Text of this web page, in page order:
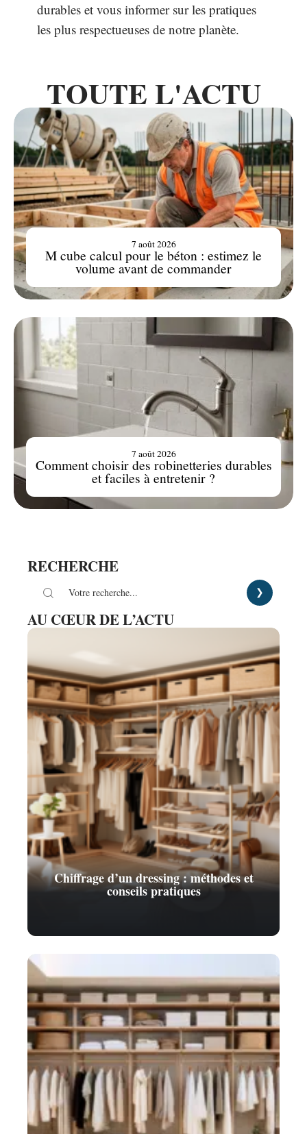
durables et vous informer sur les pratiques
les plus respectueuses de notre planète.
TOUTE L'ACTU
M cube calcul pour le béton : estimez le
volume avant de commander
7 août 2026
Comment choisir des robinetteries durables
et faciles à entretenir ?
7 août 2026
RECHERCHE
AU CŒUR DE L’ACTU
Chiffrage d’un dressing : méthodes et
conseils pratiques